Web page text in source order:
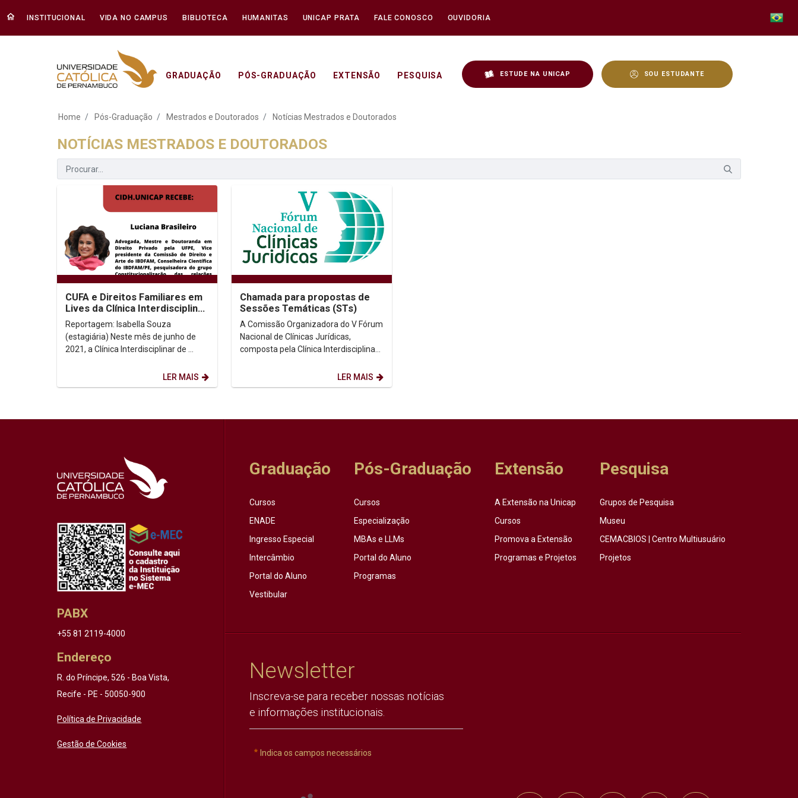
INSTITUCIONAL VIDA NO CAMPUS BIBLIOTECA HUMANITAS UNICAP PRATA FALE CONOSCO OUVIDORIA
GRADUAÇÃO PÓS-GRADUAÇÃO EXTENSÃO PESQUISA ESTUDE NA UNICAP SOU ESTUDANTE
Notícias Mestrados e Doutorados - Unicap
Home Pós-Graduação Mestrados e Doutorados Notícias Mestrados e Doutorados
NOTÍCIAS MESTRADOS E DOUTORADOS
CUFA e Direitos Familiares em
Lives da Clínica Interdisciplinar
de Direitos Humanos (CIDH)
Reportagem: Isabella Souza
(estagiária) Neste mês de junho de
2021, a Clínica Interdisciplinar de
LER MAIS
Chamada para propostas de
Sessões Temáticas (STs)
A Comissão Organizadora do V Fórum
Nacional de Clínicas Jurídicas,
composta pela Clínica Interdisciplinar
LER MAIS
PABX
+55 81 2119-4000
Endereço
R. do Príncipe, 526 - Boa Vista,
Recife - PE - 50050-900
Política de Privacidade
Gestão de Cookies
Graduação
Cursos
ENADE
Ingresso Especial
Intercâmbio
Portal do Aluno
Vestibular
Pós-Graduação
Cursos
Especialização
MBAs e LLMs
Portal do Aluno
Programas
Extensão
A Extensão na Unicap
Cursos
Promova a Extensão
Programas e Projetos
Pesquisa
Grupos de Pesquisa
Museu
CEMACBIOS | Centro Multiusuário
Projetos
Newsletter
Inscreva-se para receber nossas notícias
e informações institucionais.
Indica os campos necessários